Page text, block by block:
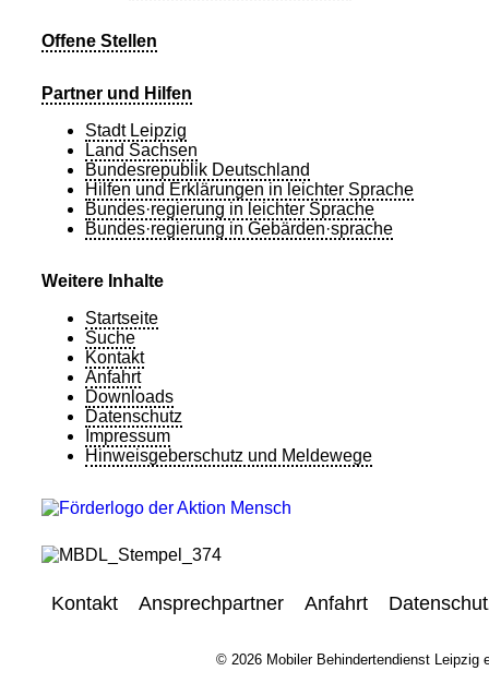
Offene Stellen
Partner und Hilfen
Stadt Leipzig
Land Sachsen
Bundesrepublik Deutschland
Hilfen und Erklärungen in leichter Sprache
Bundes·regierung in leichter Sprache
Bundes·regierung in Gebärden·sprache
Weitere Inhalte
Startseite
Suche
Kontakt
Anfahrt
Downloads
Datenschutz
Impressum
Hinweisgeberschutz und Meldewege
Kontakt Ansprechpartner Anfahrt
© 2026 Mobiler Behindertendienst Leipzig